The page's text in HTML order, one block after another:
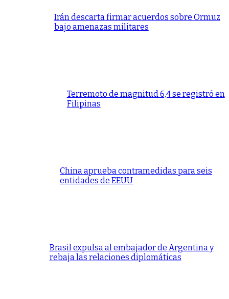
Irán descarta firmar acuerdos sobre Ormuz
bajo amenazas militares
Terremoto de magnitud 6,4 se registró en
Filipinas
China aprueba contramedidas para seis
entidades de EEUU
Brasil expulsa al embajador de Argentina y
rebaja las relaciones diplomáticas